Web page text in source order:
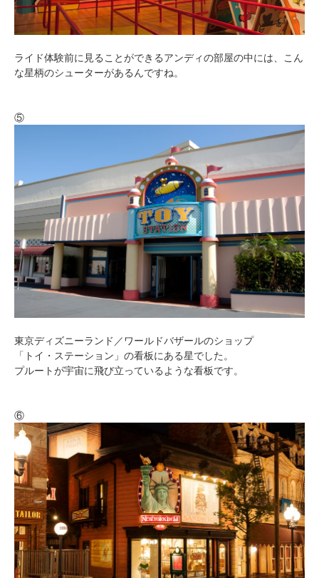
ライド体験前に見ることができるアンディの部屋の中には、こん
な星柄のシューターがあるんですね。
⑤
東京ディズニーランド／ワールドバザールのショップ
「トイ・ステーション」の看板にある星でした。
プルートが宇宙に飛び立っているような看板です。
⑥